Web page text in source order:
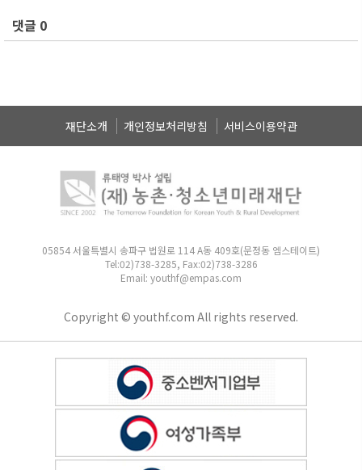
댓글 0
재단소개 개인정보처리방침 서비스이용약관
05854 서울특별시 송파구 법원로 114 A동 409호(문정동 엠스테이트)
Tel:02)738-3285, Fax:02)738-3286
Email: youthf@empas.com
Copyright © youthf.com All rights reserved.